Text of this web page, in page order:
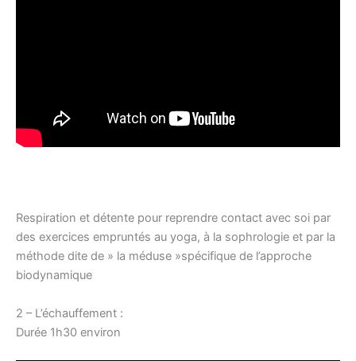
Respiration et détente pour reprendre contact avec soi par
des exercices empruntés au yoga, à la sophrologie et par la
méthode dite de » la méduse »spécifique de l’approche
biodynamique
2 – L’échauffement :
Durée 1h30 environ